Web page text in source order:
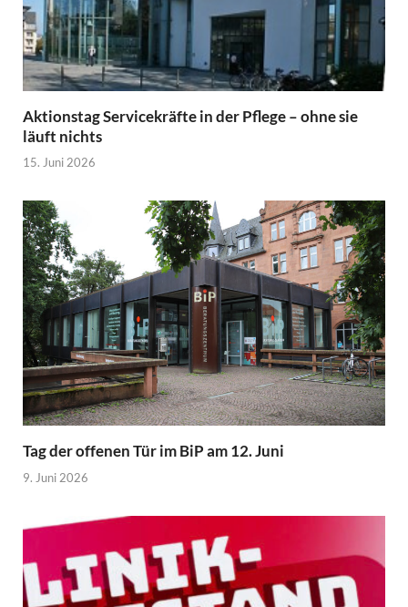
Aktionstag Servicekräfte in der Pflege – ohne sie
läuft nichts
15. Juni 2026
Tag der offenen Tür im BiP am 12. Juni
9. Juni 2026